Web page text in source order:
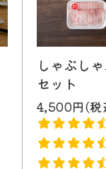
しゃぶし
セット
4,500円(税